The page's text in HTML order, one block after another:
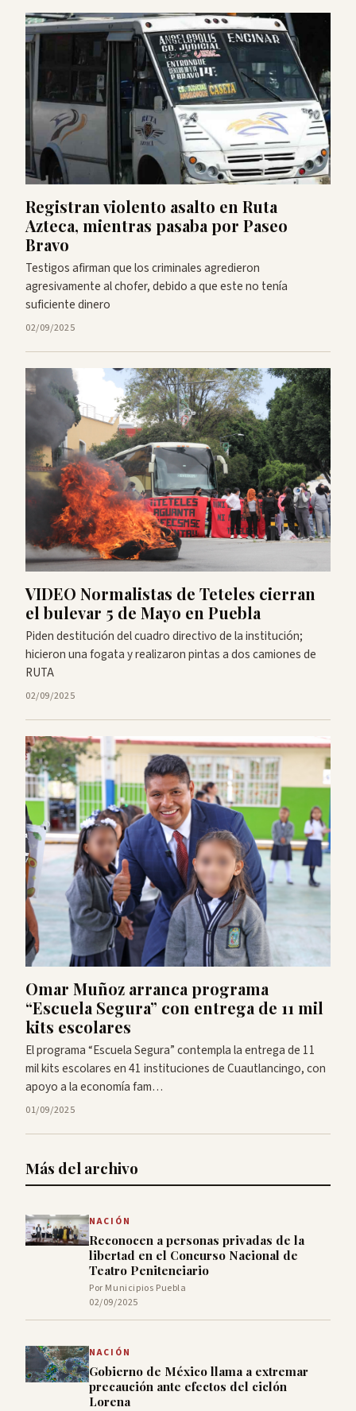
Registran violento asalto en Ruta
Azteca, mientras pasaba por Paseo
Bravo
Testigos afirman que los criminales agredieron
agresivamente al chofer, debido a que este no tenía
suficiente dinero
02/09/2025
VIDEO Normalistas de Teteles cierran
el bulevar 5 de Mayo en Puebla
Piden destitución del cuadro directivo de la institución;
hicieron una fogata y realizaron pintas a dos camiones de
RUTA
02/09/2025
Omar Muñoz arranca programa
“Escuela Segura” con entrega de 11 mil
kits escolares
El programa “Escuela Segura” contempla la entrega de 11
mil kits escolares en 41 instituciones de Cuautlancingo, con
apoyo a la economía fam…
01/09/2025
Más del archivo
NACIÓN
Reconocen a personas privadas de la
libertad en el Concurso Nacional de
Teatro Penitenciario
Por Municipios Puebla
02/09/2025
NACIÓN
Gobierno de México llama a extremar
precaución ante efectos del ciclón
Lorena